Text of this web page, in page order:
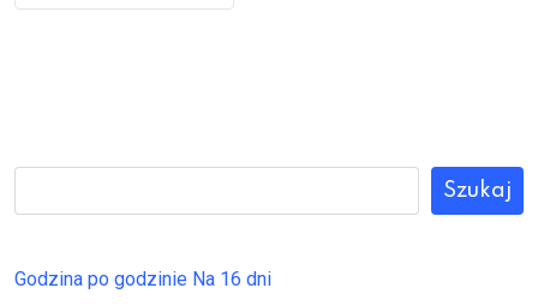
Szukaj
Godzina po godzinie Na 16 dni